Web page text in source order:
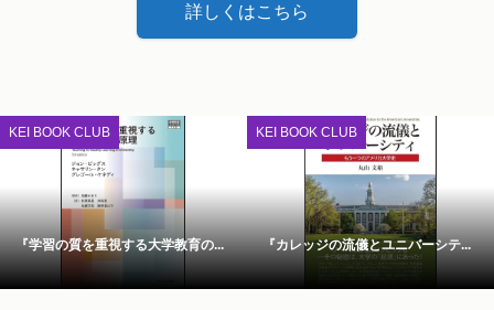
詳しくはこちら
KEI BOOK CLUB
『学習の質を重視する大学教育の...
KEI BOOK CLUB
『カレッジの流儀とユニバーシテ...